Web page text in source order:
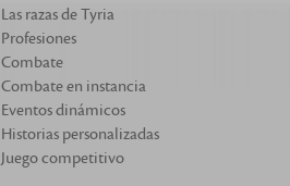
Las razas de Tyria
Profesiones
Combate
Combate en instancia
Eventos dinámicos
Historias personalizadas
Juego competitivo